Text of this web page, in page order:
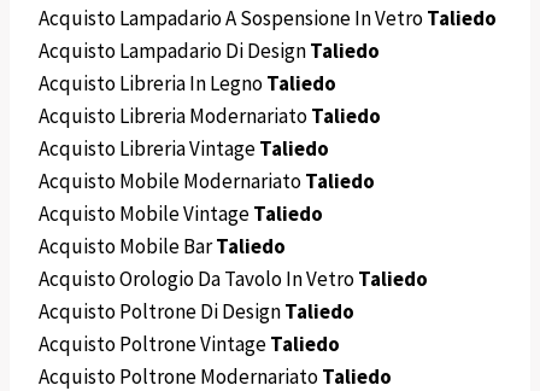
Acquisto Lampadario A Sospensione In VetroTaliedo
Acquisto Lampadario Di DesignTaliedo
Acquisto Libreria In LegnoTaliedo
Acquisto Libreria ModernariatoTaliedo
Acquisto Libreria VintageTaliedo
Acquisto Mobile ModernariatoTaliedo
Acquisto Mobile VintageTaliedo
Acquisto Mobile BarTaliedo
Acquisto Orologio Da Tavolo In VetroTaliedo
Acquisto Poltrone Di DesignTaliedo
Acquisto Poltrone VintageTaliedo
Acquisto Poltrone ModernariatoTaliedo